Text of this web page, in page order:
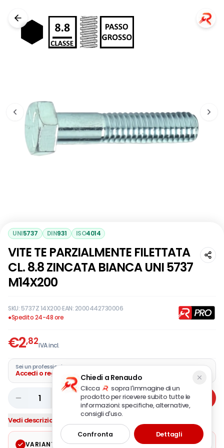
UNI5737 DIN931 ISO4014
VITE TE PARZIALMENTE FILETTATA
CL. 8.8 ZINCATA BIANCA UNI 5737
M14X200
SKU:5737Z 14X200·EAN:2000442730006
●Spedito 24-48 ore
€2,82IVA incl.
Sei un professionista?
Accedi o registra la tua azienda
1 Aggiungi
Vedi descrizione completa
VARIANTE SELEZIONATA Modifica
Chiedi a Renaudo
Clicca
sopra l'immagine di un
prodotto per ricevere subito tutte le
informazioni: specifiche, alternative,
consigli d'uso.
Confronta Dettagli